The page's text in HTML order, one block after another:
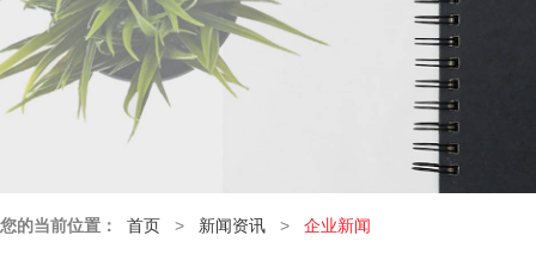
您的当前位置： 首页 > 新闻资讯 > 企业新闻